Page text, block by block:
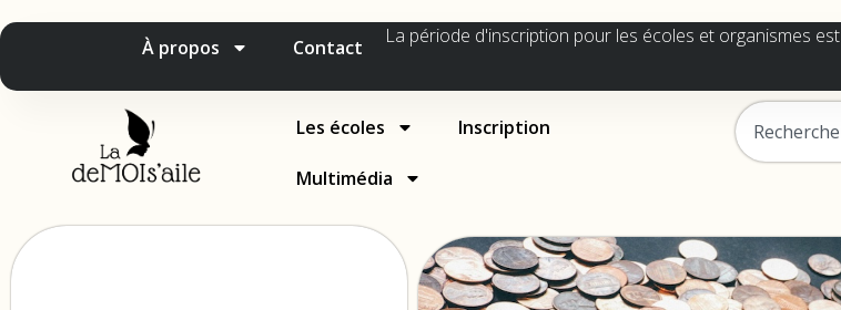
À propos Contact La période d'inscription pour les écoles et organismes est
Les écoles Inscription
Multimédia